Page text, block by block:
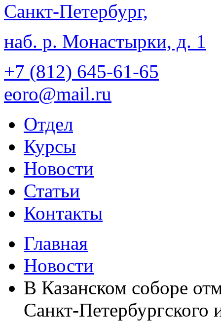
Санкт-Петербург,
наб. р. Монастырки, д. 1
+7 (812) 645-61-65
eoro@mail.ru
Отдел
Курсы
Новости
Статьи
Контакты
Главная
Новости
В Казанском соборе
Санкт-